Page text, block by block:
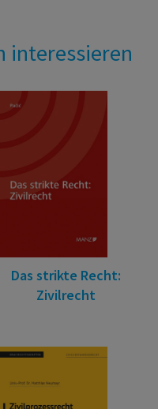
interessieren
Das strikte Recht:
Zivilrecht